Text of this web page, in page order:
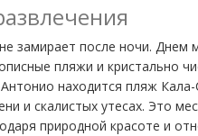
не замирает после ночи. Днем
пляжи и кристально
находится пляж Кала-
и скалистых утесах. Это
природной красоте и